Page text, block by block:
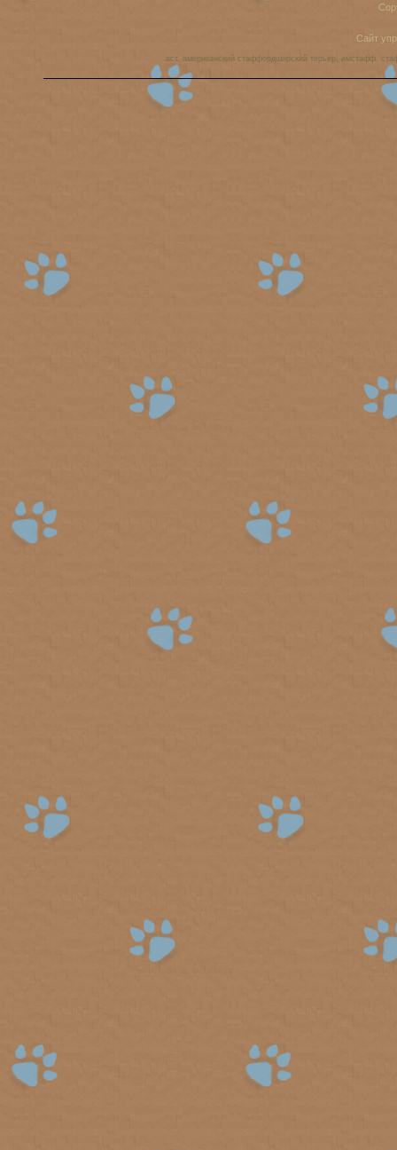
Сайт
аст, американский стаффордширский терьер, амстафф,